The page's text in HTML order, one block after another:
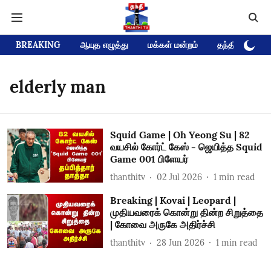
BREAKING ஆயுத எழுத்து மக்கள் மன்றம் தந்தி டிவி
elderly man
Squid Game | Oh Yeong Su | 82
வயசில் கோர்ட் கேஸ் - ஜெயித்த Squid
Game 001 பிளேயர்
thanthitv 02 Jul 2026 1 min read
Breaking | Kovai | Leopard |
முதியவரைக் கொன்று தின்ற சிறுத்தை
| கோவை அருகே அதிர்ச்சி
thanthitv 28 Jun 2026 1 min read